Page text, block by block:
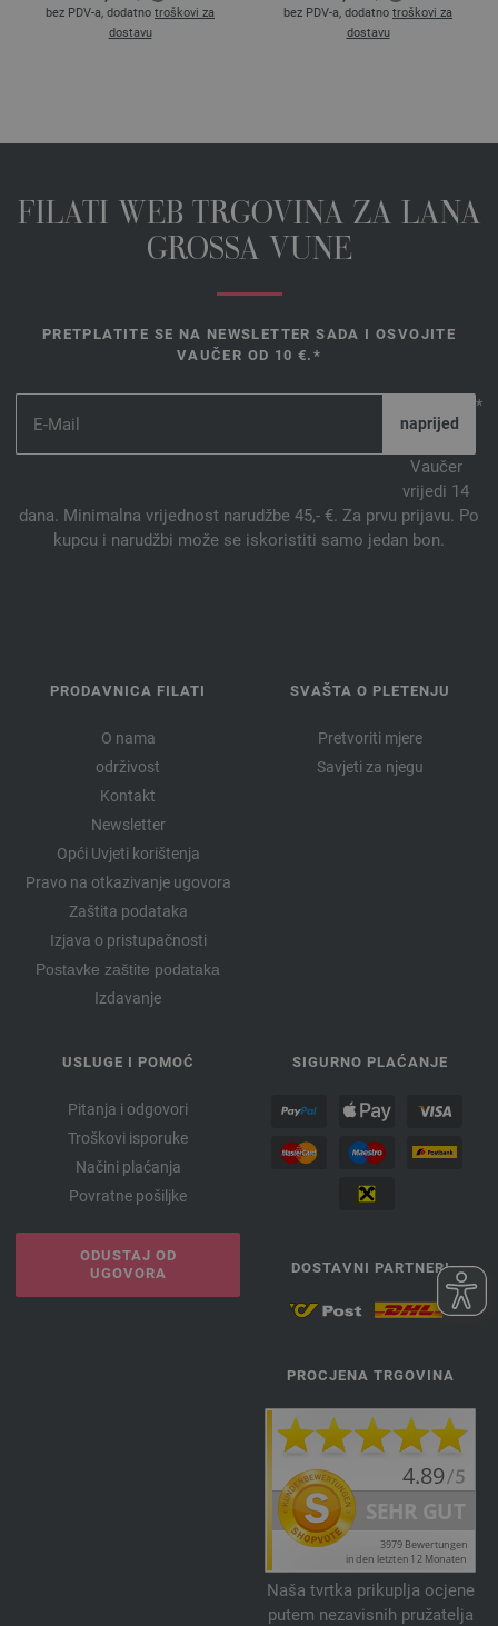
bez PDV-a, dodatno troškovi za
dostavu
bez PDV-a, dodatno troškovi za
dostavu
FILATI WEB TRGOVINA ZA LANA
GROSSA VUNE
PRETPLATITE SE NA NEWSLETTER SADA I OSVOJITE
VAUČER OD 10 €.*
*
Vaučer
vrijedi 14
dana. Minimalna vrijednost narudžbe 45,- €. Za prvu prijavu. Po
kupcu i narudžbi može se iskoristiti samo jedan bon.
PRODAVNICA FILATI
O nama
održivost
Kontakt
Newsletter
Opći Uvjeti korištenja
Pravo na otkazivanje ugovora
Zaštita podataka
Izjava o pristupačnosti
Postavke zaštite podataka
Izdavanje
SVAŠTA O PLETENJU
Pretvoriti mjere
Savjeti za njegu
USLUGE I POMOĆ
Pitanja i odgovori
Troškovi isporuke
Načini plaćanja
Povratne pošiljke
ODUSTAJ OD
UGOVORA
SIGURNO PLAĆANJE
DOSTAVNI PARTNERI
PROCJENA TRGOVINA
Naša tvrtka prikuplja ocjene
putem nezavisnih pružatelja